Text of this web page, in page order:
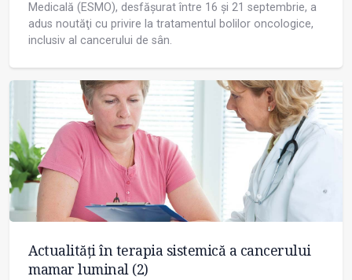
Medicală (ESMO), desfășurat între 16 și 21 septembrie, a
adus noutăţi cu privire la tratamentul bolilor oncologice,
inclusiv al cancerului de sân.
Actualităţi în terapia sistemică a cancerului
mamar luminal (2)